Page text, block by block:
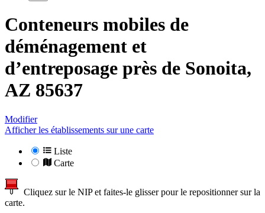
Conteneurs mobiles de
déménagement et
d’entreposage près de Sonoita,
AZ 85637
Modifier
Afficher les établissements sur une carte
Liste
Carte
Cliquez sur le NIP et faites-le glisser pour le repositionner sur la
carte.